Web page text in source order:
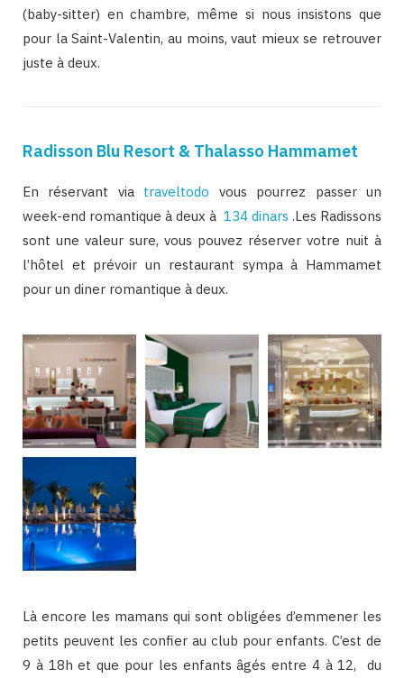
(baby-sitter) en chambre, même si nous insistons que
pour la Saint-Valentin, au moins, vaut mieux se retrouver
juste à deux.
Radisson Blu Resort & Thalasso Hammamet
En réservant via traveltodo vous pourrez passer un
week-end romantique à deux à 134 dinars .Les Radissons
sont une valeur sure, vous pouvez réserver votre nuit à
l’hôtel et prévoir un restaurant sympa à Hammamet
pour un diner romantique à deux.
Là encore les mamans qui sont obligées d’emmener les
petits peuvent les confier au club pour enfants. C’est de
9 à 18h et que pour les enfants âgés entre 4 à 12, du